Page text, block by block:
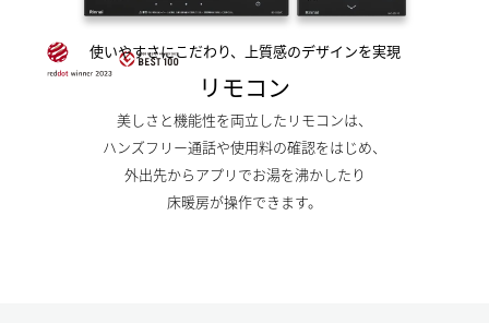
使いやすさにこだわり、上質感のデザインを実現
リモコン
美しさと機能性を両立したリモコンは、
ハンズフリー通話や使用料の確認をはじめ、
外出先からアプリでお湯を沸かしたり
床暖房が操作できます。